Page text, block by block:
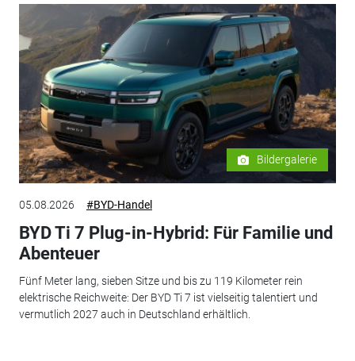
Bildergalerie
05.08.2026 #BYD-Handel
BYD Ti 7 Plug-in-Hybrid: Für Familie und
Abenteuer
Fünf Meter lang, sieben Sitze und bis zu 119 Kilometer rein
elektrische Reichweite: Der BYD Ti 7 ist vielseitig talentiert und
vermutlich 2027 auch in Deutschland erhältlich.